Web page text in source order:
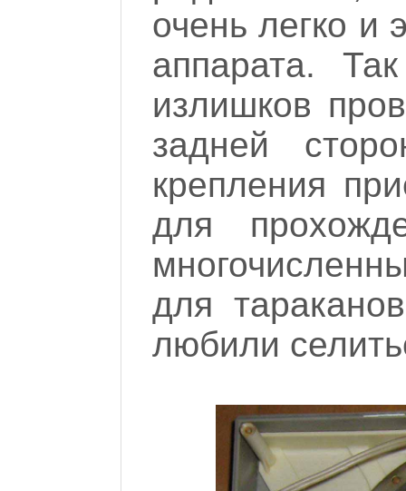
очень легко и
аппарата.
излишков
задней
крепления
для
для
любили